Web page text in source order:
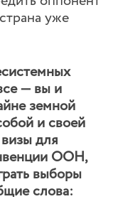
уже
— вы и
земной
и своей
для
ООН,
выборы
слова: